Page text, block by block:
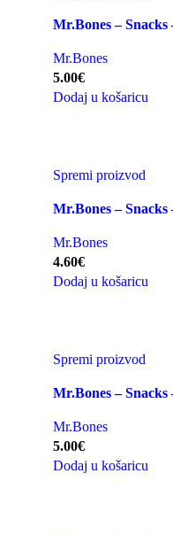
Mr.Bones –
Mr.Bones
5.00€
Dodaj u košaricu
Spremi proizvod
Mr.Bones –
Mr.Bones
4.60€
Dodaj u košaricu
Spremi proizvod
Mr.Bones –
Mr.Bones
5.00€
Dodaj u košaricu